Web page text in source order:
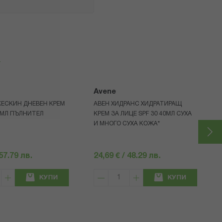
ДНЕВЕН КРЕМ
ПЪЛНИТЕЛ
лв.
КУПИ
Avene
АВЕН ХИДРАНС ХИДРАТИРАЩ
КРЕМ ЗА ЛИЦЕ SPF 30 40МЛ СУХА
И МНОГО СУХА КОЖА*
24,69 € / 48.29 лв.
КУПИ